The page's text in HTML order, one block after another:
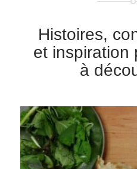
Histoires,
et inspiration
à